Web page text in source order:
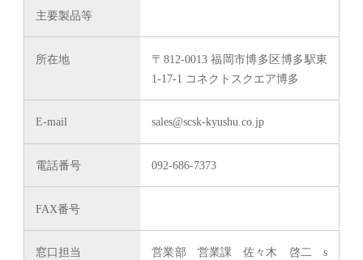
主要製品等
所在地
〒812-0013 福岡市博多区博多駅東
1-17-1 コネクトスクエア博多
E-mail sales@scsk-kyushu.co.jp
電話番号 092-686-7373
FAX番号
窓口担当
営業部 営業課 佐々木 啓二 s